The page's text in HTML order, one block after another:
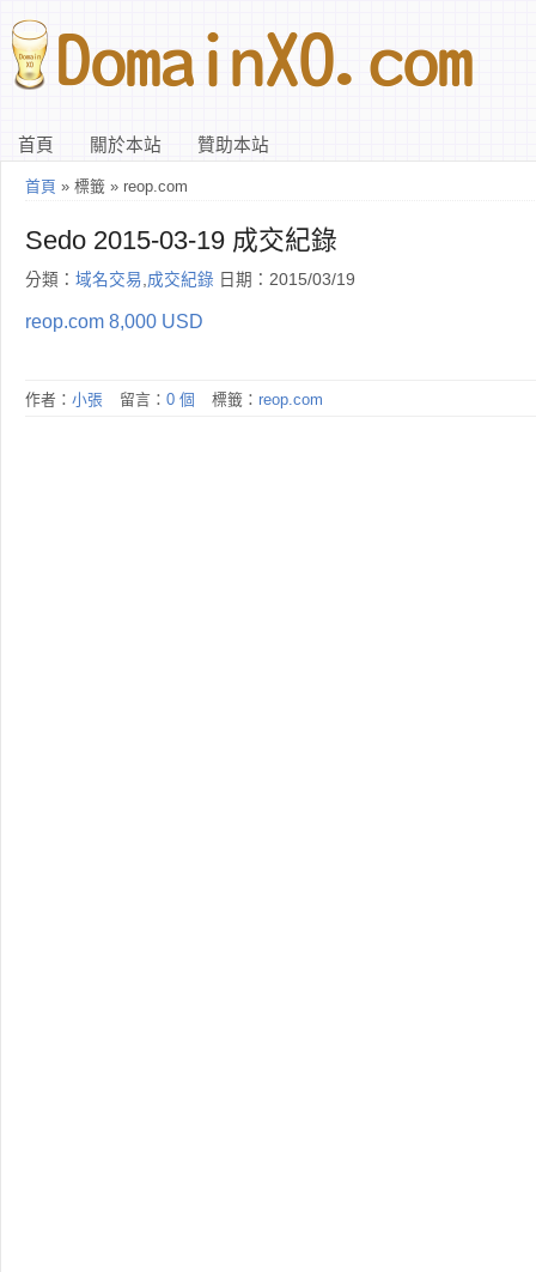
首頁 關於本站 贊助本站
首頁 » 標籤 » reop.com
Sedo 2015-03-19 成交紀錄
分類： 域名交易,成交紀錄 日期：2015/03/19
reop.com 8,000 USD
作者： 小張 留言： 0 個 標籤： reop.com